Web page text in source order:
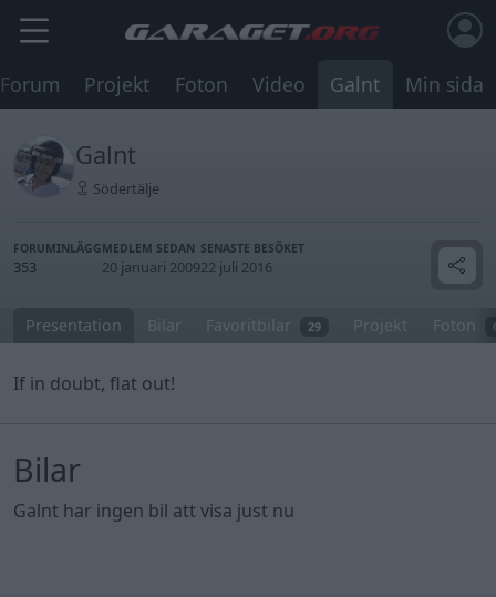
Forum Projekt Foton Video Galnt Min sida
Galnt
Södertälje
FORUMINLÄGG
353
MEDLEM SEDAN
20 januari 2009
SENASTE BESÖKET
22 juli 2016
Presentation Bilar Favoritbilar 29 Projekt Foton
If in doubt, flat out!
Bilar
Galnt har ingen bil att visa just nu